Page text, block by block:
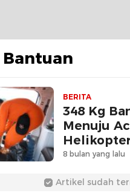
BERITA
348 Kg
Menuju
8 bulan yang lalu
Artikel sudah